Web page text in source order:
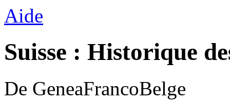
Aide
Suisse : Historique
De GeneaFrancoBelge